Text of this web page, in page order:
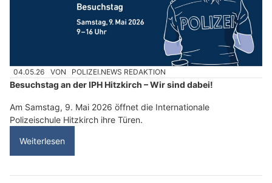
04.05.26 VON POLIZEI.NEWS REDAKTION
Besuchstag an der IPH Hitzkirch – Wir sind dabei!
Am Samstag, 9. Mai 2026 öffnet die Internationale
Polizeischule Hitzkirch ihre Türen.
Weiterlesen